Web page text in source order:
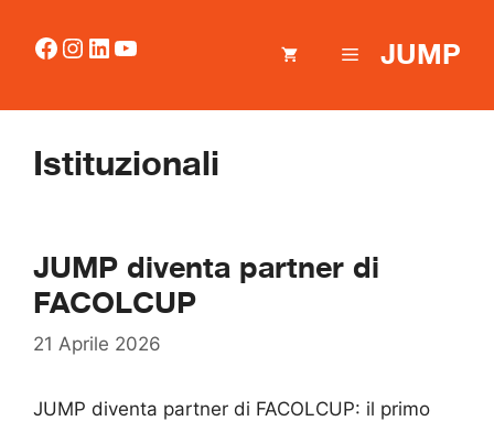
JUMP
MENU
Facebook
Instagram
LinkedIn
YouTube
Istituzionali
JUMP diventa partner di
FACOLCUP
21 Aprile 2026
JUMP diventa partner di FACOLCUP: il primo